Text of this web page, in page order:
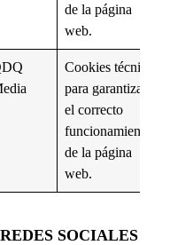
de la página
web.
Cookies técnicas
para garantizar
el correcto
funcionamiento
de la página
web.
SOCIALES